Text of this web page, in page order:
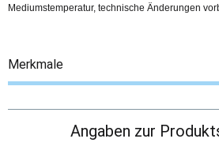
Mediumstemperatur, technische Änderungen
Merkmale
Angaben zur